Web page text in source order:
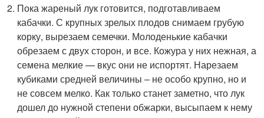
Пока жареный лук готовится, подготавливаем
кабачки. С крупных зрелых плодов снимаем грубую
корку, вырезаем семечки. Молоденькие кабачки
обрезаем с двух сторон, и все. Кожура у них нежная, а
семена мелкие — вкус они не испортят. Нарезаем
кубиками средней величины – не особо крупно, но и
не совсем мелко. Как только станет заметно, что лук
дошел до нужной степени обжарки, высыпаем к нему